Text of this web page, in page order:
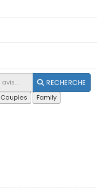
RECHERCHE
Couples
Family